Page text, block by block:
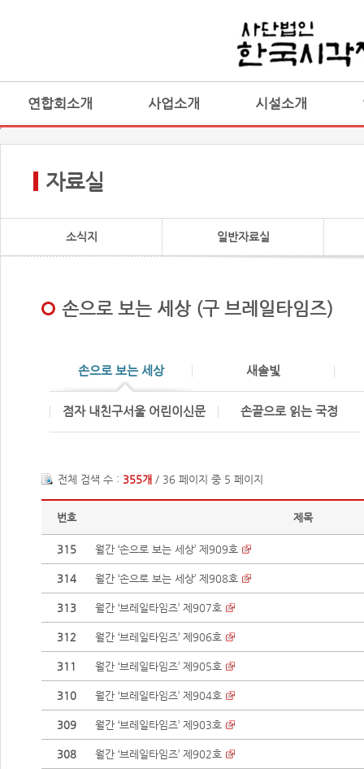
연합회소개 사업소개 시설소개
자료실
소식지 일반자료실
손으로 보는 세상 (구 브레일타임즈)
손으로 보는 세상 새솔빛
점자 내친구서울 어린이신문 손끝으로 읽는 국정
전체 검색 수 : 355개 / 36 페이지 중 5 페이지
번호 제목
315 월간 ‘손으로 보는 세상’ 제909호
314 월간 ‘손으로 보는 세상’ 제908호
313 월간 ‘브레일타임즈’ 제907호
312 월간 ‘브레일타임즈’ 제906호
311 월간 ‘브레일타임즈’ 제905호
310 월간 ‘브레일타임즈’ 제904호
309 월간 ‘브레일타임즈’ 제903호
308 월간 ‘브레일타임즈’ 제902호